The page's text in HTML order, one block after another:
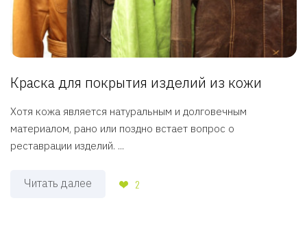
Краска для покрытия изделий из кожи
Хотя кожа является натуральным и долговечным
материалом, рано или поздно встает вопрос о
реставрации изделий. ...
Читать далее 2